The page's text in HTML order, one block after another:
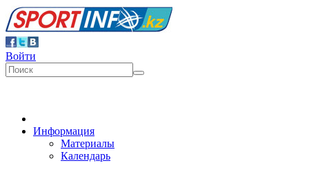
Войти
Информация
Материалы
Календарь